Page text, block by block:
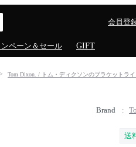
会員登
ンペーン＆セール GIFT
Tom Dixon. / トム・ディクソンのブラケットラ
Brand
送